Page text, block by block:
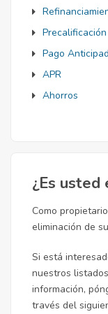
Precalificación
Pago
APR
Ahorros
¿Es usted
Como
eliminación de
Si está
nuestros
información,
través del